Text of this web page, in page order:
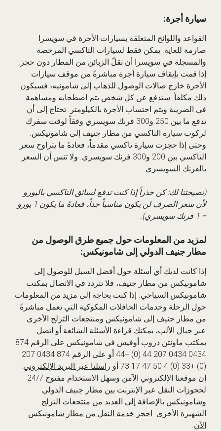
سيارة أجرة:
القواعد واللوائح المتعلقة بسيارات الأجرة في سويسرا
صارمة للغاية. يمكن فقط لسيارات التاكسي المرخصة
والمسجلة في سويسرا أن تقلّ الزبائن من المطار دون حجز.
إذا قمت بإيقاف سيارة أجرة مباشرةً من موقف سيارات
الأجرة خارج صالات الوصول للذهاب إلى شامونيه، فسيكون
ذلك مكلفاً. ستدفع عن كل شخص يتم اصطحابه ومساهمة
في الضريبة ويتم احتساب الأجرة بالكيلومتر. تحتاج إلى أن
تدفع ما بين 250 و300 فرنك سويسري وفقاً لوقت سفرك
لركوب سيارة التاكسي من مطار جنيف إلى شامونيكس.
وحتى إذا حجزت سيارة تاكسي مقدماً، فعادةً ما يتراوح سعر
التاكسي بين 200 و300 فرنك سويسري. ولا تنس أن السعر
بالفرنك السويسري.
(نصيحتنا لك: كن حذراً إذا كنت تدفع لسائق التاكسي باليورو
لأن سعر الصرف لن يكون مناسباً جداً، فعادةً ما يكون 1 يورو
= 1 فرنك سويسري).
لمزيد من المعلومات حول جميع طرق الوصول من
مطار جنيف الدولي إلى شامونيكس:
إذا كانت لديك أي أسئلة حول أفضل السبل للوصول إلى
شامونيكس من مطار جنيف، فلا تتردد في الاتصال بمكتب
شامونيكس السياحي. إذا كنت بحاجة إلى مزيد من المعلومات
حول الرحلة وخدمات الحافلات المكوكية التي تعمل مباشرةً
من مطار جنيف إلى شامونيكس ومنتجعات التزلج الأخرى
عبر جبال الألب، يمكنك قراءة الأسئلة الشائعة أو اتصل
بمكتب ماونتن دروب أوفيس في شامونيكس على الرقم 874
0434 0434 207 44 (0) +44 أو على الرقم 874 0434 207
(0) +33 (0) 4 50 47 17 73 أو
راسلنا عبر البريد الإلكتروني.
إن موقعنا الإلكتروني الآمن وسهل الاستخدام مفتوح 24/7
لحجوزات النقل عبر الإنترنت بين مطار جنيف الدولي
وشامونيكس بالإضافة إلى العديد من منتجعات التزلج
الشهيرة الأخرى. احجز خدمة النقل من مطار شامونيكس
الآن.